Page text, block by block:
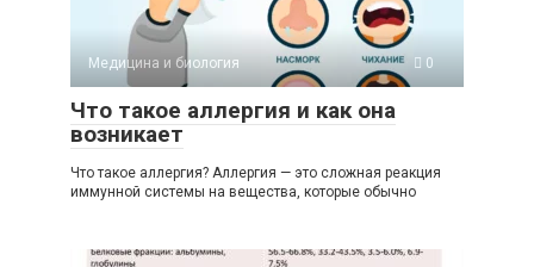
Медицина и биология 0
Что такое аллергия и как она
возникает
Что такое аллергия? Аллергия — это сложная реакция
иммунной системы на вещества, которые обычно